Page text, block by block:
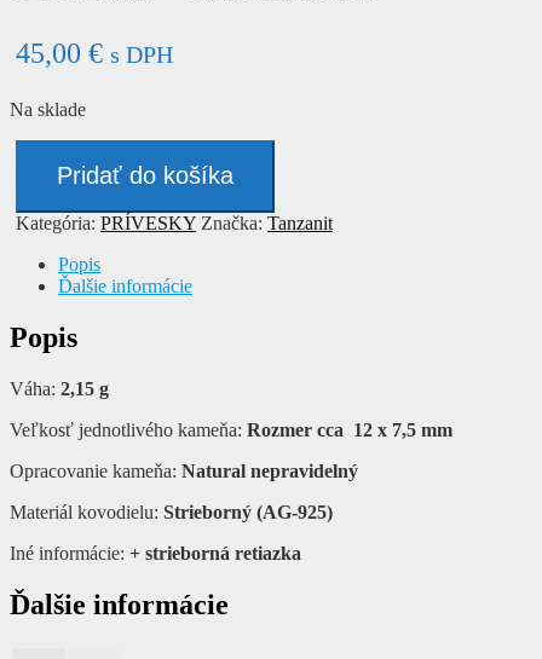
45,00 € s DPH
Na sklade
Prívesok
TANZANIT
Pridať do košíka
Kategória: PRÍVESKY Značka: Tanzanit
Popis
Ďalšie informácie
Popis
Váha: 2,15 g
Veľkosť jednotlivého kameňa: Rozmer cca 12 x 7,5 mm
Opracovanie kameňa: Natural nepravidelný
Materiál kovodielu: Strieborný (AG-925)
Iné informácie: + strieborná retiazka
Ďalšie informácie